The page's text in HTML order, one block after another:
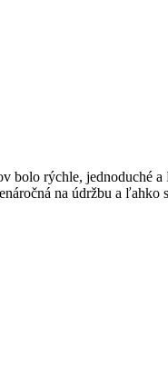
bolo rýchle, jednoduché
na údržbu a